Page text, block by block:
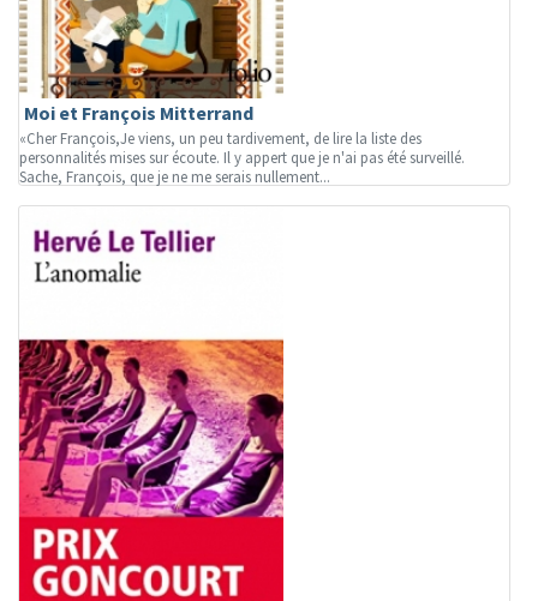
Moi et François Mitterrand
«Cher François,Je viens, un peu tardivement, de lire la liste des
personnalités mises sur écoute. Il y appert que je n'ai pas été surveillé.
Sache, François, que je ne me serais nullement...